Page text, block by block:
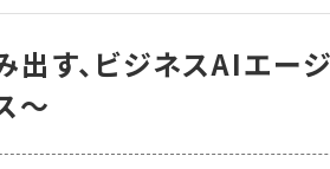
、ビジネスAIエージ
〜